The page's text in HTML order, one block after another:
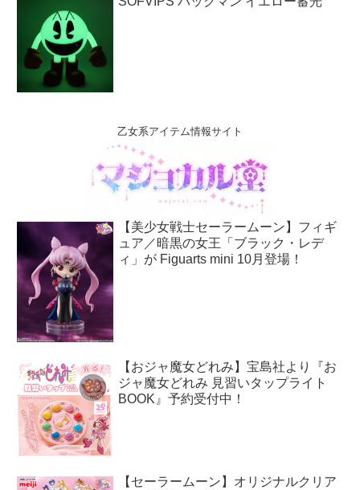
乙女系アイテム情報サイト
【美少女戦士セーラームーン】フィギ
ュア／暗黒の女王「ブラック・レデ
ィ」が Figuarts mini 10月登場！
【おジャ魔女どれみ】宝島社より『お
ジャ魔女どれみ 見習いタップライト
BOOK』予約受付中！
【セーラームーン】オリジナルクリア